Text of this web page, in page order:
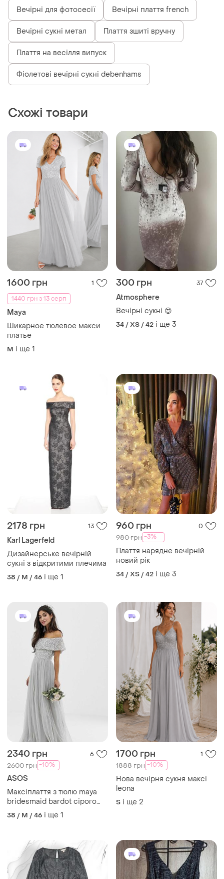
Вечірні для фотосесії Вечірні плаття french
Вечірні сукні метал Плаття зшиті вручну
Плаття на весілля випуск
Фіолетові вечірні сукні debenhams
Схожі товари
1600 грн
1
1440 грн з 13 серп
Maya
Шикарное тюлевое макси
платье
M і ще 1
300 грн 37
Atmosphere
Вечірні сукні 😍
34 / XS / 42 і ще 3
2178 грн 13
Karl Lagerfeld
Дизайнерське вечірній
сукні з відкритими плечима
38 / M / 46 і ще 1
960 грн 0
980 грн -3%
Плаття нарядне вечірній
новий рік
34 / XS / 42 і ще 3
2340 грн 6
2600 грн -10%
ASOS
Максіплаття з тюлю maya
bridesmaid bardot сірого
кольору з ніжними
паєтками в тон
38 / M / 46 і ще 1
1700 грн 1
1888 грн -10%
Нова вечірня сукня максі
leona
S і ще 2